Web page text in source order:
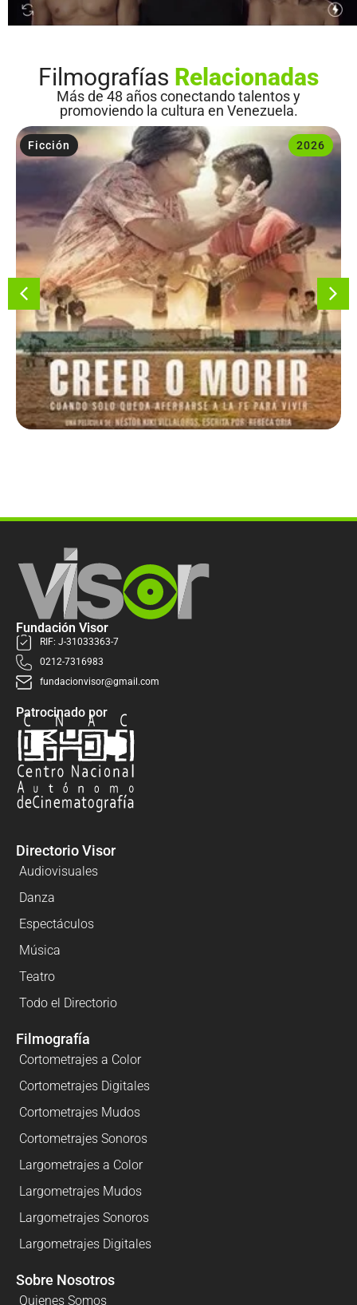
Filmografías Relacionadas
Más de 48 años conectando talentos y
promoviendo la cultura en Venezuela.
2026
Ficción
Fundación Visor
RIF: J-31033363-7
0212-7316983
fundacionvisor@gmail.com
Patrocinado por
Directorio Visor
Audiovisuales
Danza
Espectáculos
Música
Teatro
Todo el Directorio
Filmografía
Cortometrajes a Color
Cortometrajes Digitales
Cortometrajes Mudos
Cortometrajes Sonoros
Largometrajes a Color
Largometrajes Mudos
Largometrajes Sonoros
Largometrajes Digitales
Sobre Nosotros
Quienes Somos